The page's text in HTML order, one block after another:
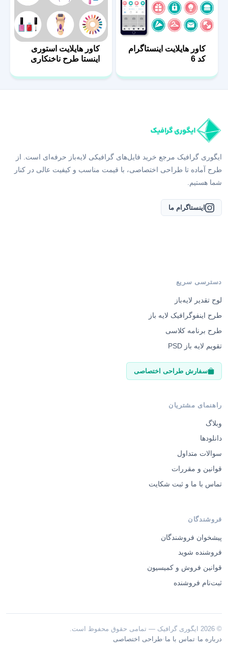
کاور هایلایت اینستاگرام
کد 6
کاور هایلایت استوری
اینستا طرح ناخنکاری
ایگوری گرافیک مرجع خرید فایل‌های گرافیکی لایه‌باز حرفه‌ای است. از
طرح آماده تا طراحی اختصاصی، با قیمت مناسب و کیفیت عالی در کنار
شما هستیم.
اینستاگرام ما
دسترسی سریع
لوح تقدیر لایه‌باز
طرح اینفوگرافیک لایه باز
طرح برنامه کلاسی
تقویم لایه باز PSD
سفارش طراحی اختصاصی
راهنمای مشتریان
وبلاگ
دانلودها
سوالات متداول
قوانین و مقررات
تماس با ما و ثبت شکایت
فروشندگان
پیشخوان فروشندگان
فروشنده شوید
قوانین فروش و کمیسیون
ثبت‌نام فروشنده
© 2026 ایگوری گرافیک — تمامی حقوق محفوظ است.
درباره ما ·تماس با ما ·طراحی اختصاصی